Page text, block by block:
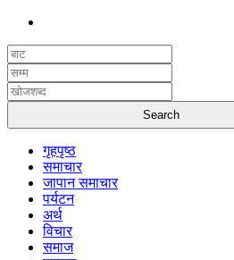
गृहपृष्ठ
समाचार
जापान समाचार
पर्यटन
अर्थ
विचार
समाज